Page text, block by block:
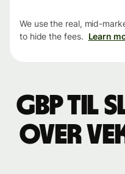
We use the real, mid-
to hide the fees. Learn
GBP til
over